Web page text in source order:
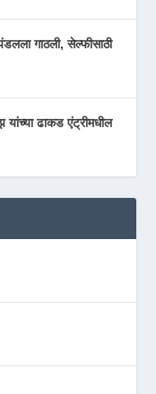
गाठली, सेल्फीसाठी
यांच्या ढाकड एंट्रीमधील